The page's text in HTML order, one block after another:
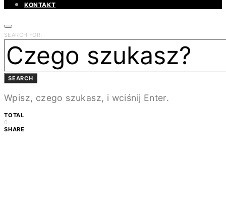
KONTAKT
SEARCH FOR:
SEARCH
Wpisz, czego szukasz, i wciśnij Enter.
TOTAL
0
SHARE